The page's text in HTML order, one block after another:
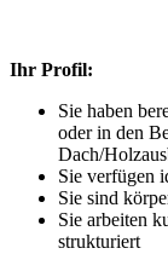
Ihr Profil:
Sie haben
oder in den
Dach/
Sie verfügen
Sie sind
Sie arbeiten
strukturiert